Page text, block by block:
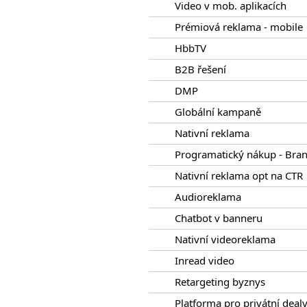
Video v mob. aplikacích
Prémiová reklama - mobile
HbbTV
B2B řešení
DMP
Globální kampaně
Nativní reklama
Programatický nákup -
Nativní reklama opt na CTR
Audioreklama
Chatbot v banneru
Nativní videoreklama
Inread video
Retargeting byznys
Platforma pro privátní dealy